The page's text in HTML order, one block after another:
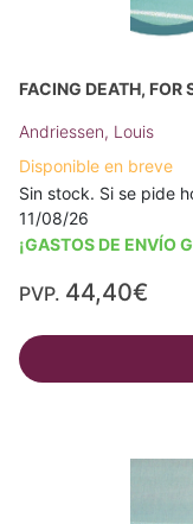
FACING DEATH, FOR
Andriessen, Louis
Disponible en breve
Sin stock. Si se pide
11/08/26
¡GASTOS DE ENVÍO
PVP. 44,40€